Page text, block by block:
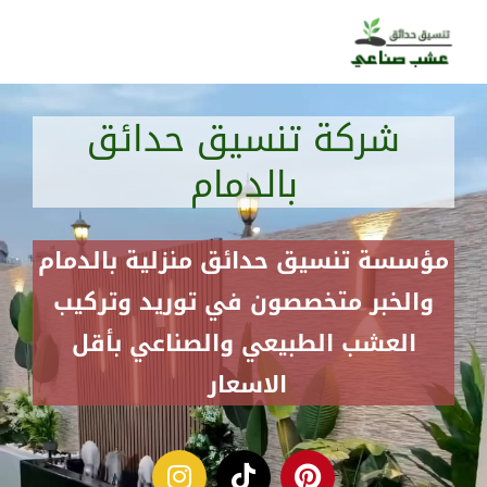
شركة تنسيق حدائق
بالدمام
مؤسسة تنسيق حدائق منزلية بالدمام
والخبر متخصصون في توريد وتركيب
العشب الطبيعي والصناعي بأقل
الاسعار
P
T
I